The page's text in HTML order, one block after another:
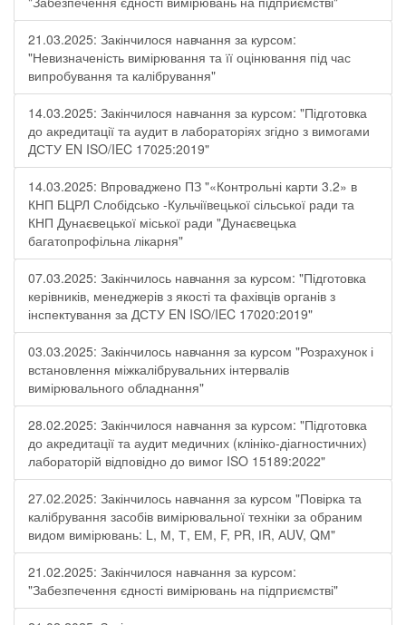
21.03.2025: Закінчилося навчання за курсом:
"Невизначеність вимірювання та її оцінювання під час
випробування та калібрування"
14.03.2025: Закінчилося навчання за курсом: "Підготовка
до акредитації та аудит в лабораторіях згідно з вимогами
ДСТУ EN ISO/IEC 17025:2019"
14.03.2025: Впроваджено ПЗ "«Контрольні карти 3.2» в
КНП БЦРЛ Слобідсько -Кульчіївецької сільської ради та
КНП Дунаєвецької міської ради "Дунаєвецька
багатопрофільна лікарня"
07.03.2025: Закінчилось навчання за курсом: "Підготовка
керівників, менеджерів з якості та фахівців органів з
інспектування за ДСТУ EN ISO/IEC 17020:2019"
03.03.2025: Закінчилось навчання за курсом "Розрахунок і
встановлення міжкалібрувальних інтервалів
вимірювального обладнання"
28.02.2025: Закінчилося навчання за курсом: "Підготовка
до акредитації та аудит медичних (клініко-діагностичних)
лабораторій відповідно до вимог ISO 15189:2022"
27.02.2025: Закінчилось навчання за курсом "Повірка та
калібрування засобів вимірювальної техніки за обраним
видом вимірювань: L, М, Т, ЕМ, F, РR, ІR, АUV, QМ"
21.02.2025: Закінчилося навчання за курсом:
"Забезпечення єдності вимірювань на підприємстві"